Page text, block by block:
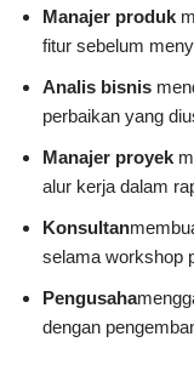
Manajer produk
fitur sebelum
Analis bisnis
perbaikan yang
Manajer proyek
alur kerja dalam
Konsultan
selama workshop
Pengusaha
dengan